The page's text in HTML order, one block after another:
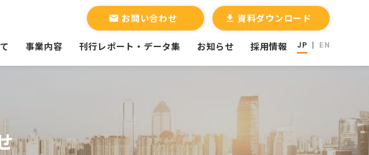
事業内容 刊行レポート・データ集 お知らせ 採用情報 JP EN
email お問い合わせ file_download 資料ダウンロード